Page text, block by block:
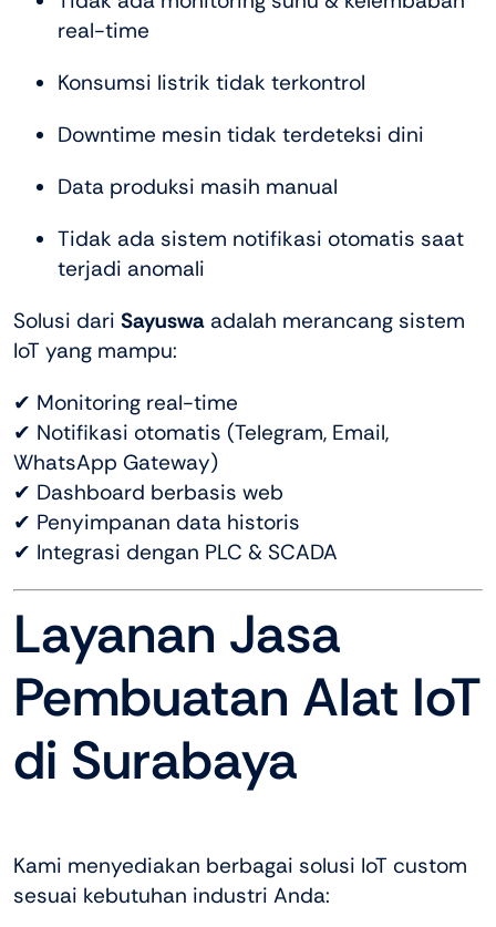
real-time
Konsumsi listrik tidak terkontrol
Downtime mesin tidak terdeteksi dini
Data produksi masih manual
Tidak ada sistem notifikasi otomatis saat
terjadi anomali
Solusi dari Sayuswa adalah merancang sistem
IoT yang mampu:
✔ Monitoring real-time
✔ Notifikasi otomatis (Telegram, Email,
WhatsApp Gateway)
✔ Dashboard berbasis web
✔ Penyimpanan data historis
✔ Integrasi dengan PLC & SCADA
Layanan Jasa
Pembuatan Alat IoT
di Surabaya
Kami menyediakan berbagai solusi IoT custom
sesuai kebutuhan industri Anda: